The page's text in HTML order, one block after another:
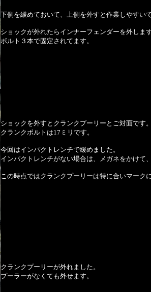
下側を緩めておいて、上側を外すと作業しやすいで
ショックが外れたらインナーフェンダーを外します
ボルト３本で固定されてます。
ショックを外すとクランクプーリーとご対面です。
クランクボルトは17ミリです。
今回はインパクトレンチで緩めました。
インパクトレンチがない場合は、メガネをかけて
この時点ではクランクプーリーは特に合いマーク
クランクプーリーが外れました。
プーラーがなくても外せます。